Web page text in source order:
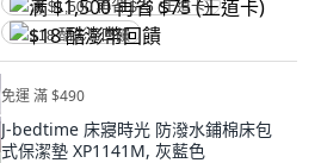
满 $1,500 再省 $75 (王道卡)
$18 酷澎幣回饋
免運 滿 $490
J-bedtime 床寢時光 防潑水鋪棉床包
式保潔墊 XP1141M, 灰藍色